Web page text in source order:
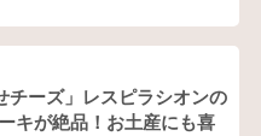
チーズ」レスピラシオンの
キが絶品！お土産にも喜